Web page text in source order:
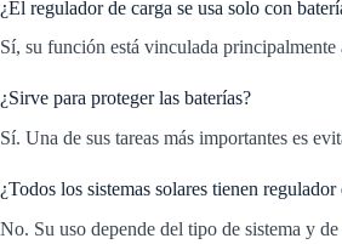
¿El regulador de carga se usa solo con
Sí, su función está vinculada principalmente
¿Sirve para proteger las baterías?
Sí. Una de sus tareas más importantes es
¿Todos los sistemas solares tienen regulador
No. Su uso depende del tipo de sistema y